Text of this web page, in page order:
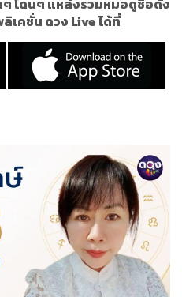
เคชั่น ดวง Live ได้ที่